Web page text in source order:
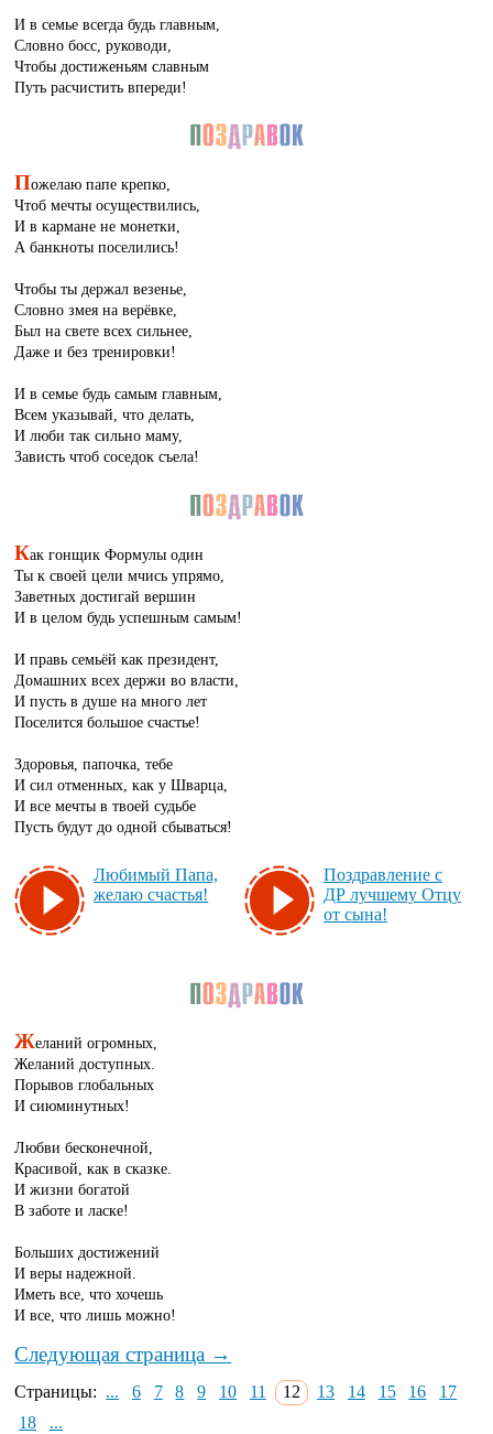
И в семье всегда будь главным,
Словно босс, руководи,
Чтобы достиженьям славным
Путь расчистить впереди!
Пожелаю папе крепко,
Чтоб мечты осуществились,
И в кармане не монетки,
А банкноты поселились!
Чтобы ты держал везенье,
Словно змея на верёвке,
Был на свете всех сильнее,
Даже и без тренировки!
И в семье будь самым главным,
Всем указывай, что делать,
И люби так сильно маму,
Зависть чтоб соседок съела!
Как гонщик Формулы один
Ты к своей цели мчись упрямо,
Заветных достигай вершин
И в целом будь успешным самым!
И правь семьёй как президент,
Домашних всех держи во власти,
И пусть в душе на много лет
Поселится большое счастье!
Здоровья, папочка, тебе
И сил отменных, как у Шварца,
И все мечты в твоей судьбе
Пусть будут до одной сбываться!
Лю­би­мый Па­па,
же­лаю счастья!
Поз­драв­ле­ние с
ДР луч­ше­му От­цу
от сы­на!
Желаний огромных,
Желаний доступных.
Порывов глобальных
И сиюминутных!
Любви бесконечной,
Красивой, как в сказке.
И жизни богатой
В заботе и ласке!
Больших достижений
И веры надежной.
Иметь все, что хочешь
И все, что лишь можно!
Следующая страница →
Страницы: ... 6 7 8 9 10 11 12 13 14 15 16
17
18
...